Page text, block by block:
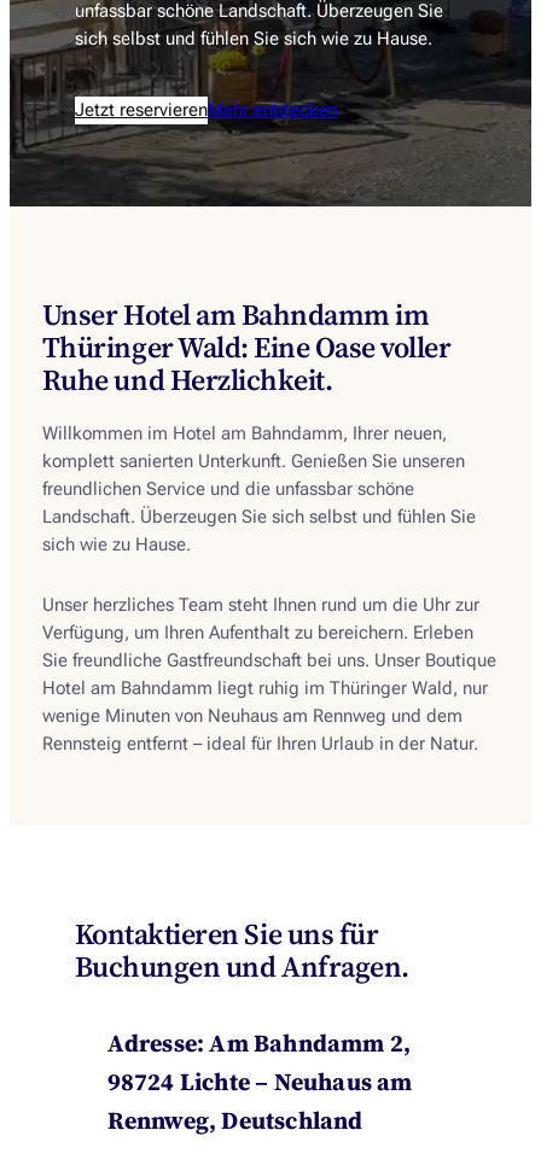
unfassbar schöne Landschaft. Überzeugen Sie
sich selbst und fühlen Sie sich wie zu Hause.
Jetzt reservierenMehr entdecken
Unser Hotel am Bahndamm im
Thüringer Wald: Eine Oase voller
Ruhe und Herzlichkeit.
Willkommen im Hotel am Bahndamm, Ihrer neuen,
komplett sanierten Unterkunft. Genießen Sie unseren
freundlichen Service und die unfassbar schöne
Landschaft. Überzeugen Sie sich selbst und fühlen Sie
sich wie zu Hause.
Unser herzliches Team steht Ihnen rund um die Uhr zur
Verfügung, um Ihren Aufenthalt zu bereichern. Erleben
Sie freundliche Gastfreundschaft bei uns. Unser Boutique
Hotel am Bahndamm liegt ruhig im Thüringer Wald, nur
wenige Minuten von Neuhaus am Rennweg und dem
Rennsteig entfernt – ideal für Ihren Urlaub in der Natur.
Kontaktieren Sie uns für
Buchungen und Anfragen.
Adresse:Am Bahndamm 2,
98724 Lichte – Neuhaus am
Rennweg, Deutschland